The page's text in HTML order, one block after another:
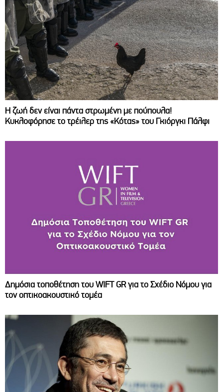
Η ζωή δεν είναι πάντα στρωμένη με πούπουλα!
Κυκλοφόρησε το τρέιλερ της «Κότας» του Γκιόργκι Πάλφι
Δημόσια τοποθέτηση του WIFT GR για το Σχέδιο Νόμου για
τον οπτικοακουστικό τομέα